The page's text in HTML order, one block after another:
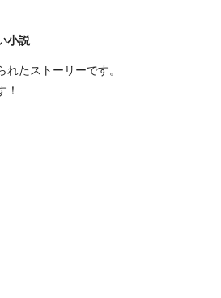
小説
たストーリーです。
！